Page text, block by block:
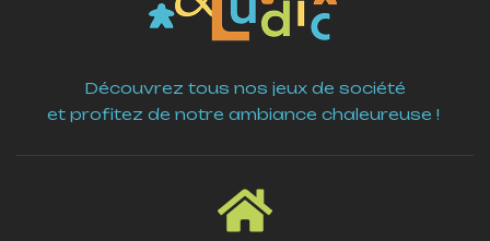
Découvrez tous nos jeux de société
et profitez de notre ambiance chaleureuse !